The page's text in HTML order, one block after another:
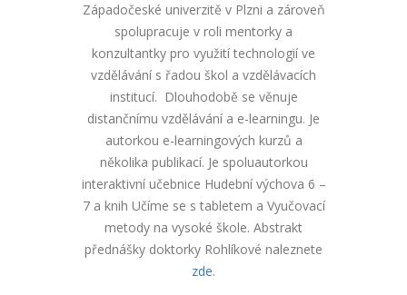
Západočeské univerzitě v Plzni a zároveň
spolupracuje v roli mentorky a
konzultantky pro využití technologií ve
vzdělávání s řadou škol a vzdělávacích
institucí. Dlouhodobě se věnuje
distančnímu vzdělávání a e-learningu. Je
autorkou e-learningových kurzů a
několika publikací. Je spoluautorkou
interaktivní učebnice Hudební výchova 6 –
7 a knih Učíme se s tabletem a Vyučovací
metody na vysoké škole. Abstrakt
přednášky doktorky Rohlíkové naleznete
zde.